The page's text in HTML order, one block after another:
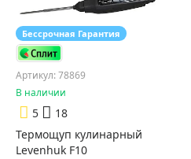
Бессрочная Гарантия
Артикул: 78869
В наличии
5
18
Термощуп кулинарный
Levenhuk F10